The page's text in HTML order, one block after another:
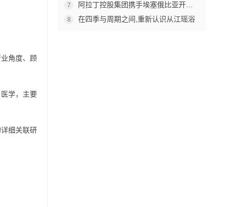
角度、顾
学，主要
细关联研
7 阿拉丁控股集团携手埃塞俄比亚开创中非工业农业合作新篇章
8 在四季与周期之间,重新认识从江瑶浴